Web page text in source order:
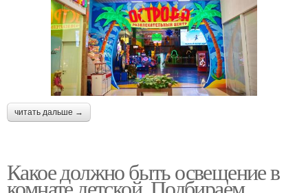
читать дальше →
Какое должно быть освещение в